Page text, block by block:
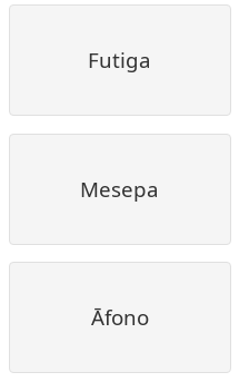
Futiga
Mesepa
Āfono